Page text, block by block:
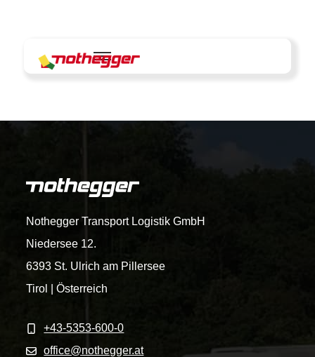
Nothegger Transport Logistik GmbH
Niedersee 12.
6393 St. Ulrich am Pillersee
Tirol | Österreich
+43-5353-600-0
office@nothegger.at